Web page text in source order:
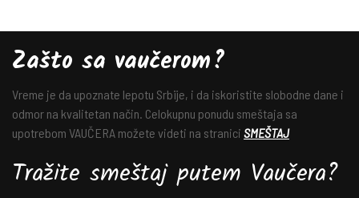
Zašto sa vaučerom?
Vreme je da upoznate lepotu Srbije, i da iskoristite slobodne dane i
odmor na kvalitetan način. Celokupnu ponudu smeštaja sa
upotrebom VAUČERA možete videti na stranici SMEŠTAJ
Tražite smeštaj putem Vaučera?